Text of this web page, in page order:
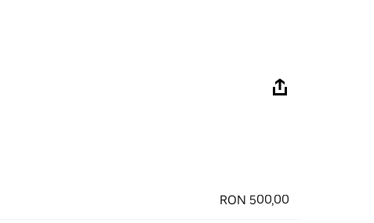
RON 500,00